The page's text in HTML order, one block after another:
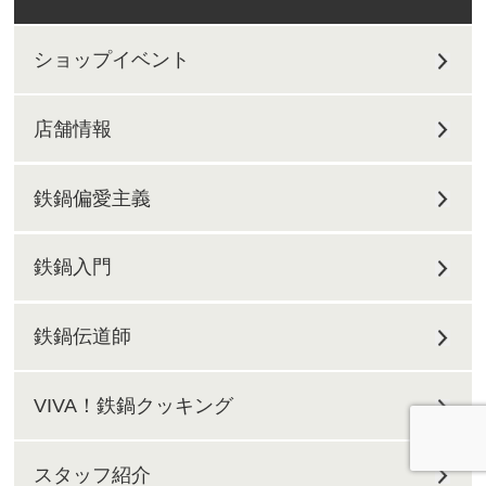
ショップイベント
店舗情報
鉄鍋偏愛主義
鉄鍋入門
鉄鍋伝道師
VIVA！鉄鍋クッキング
スタッフ紹介